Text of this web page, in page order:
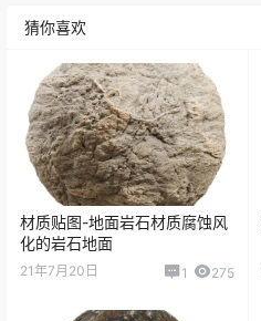
猜你喜欢
材质贴图-地面岩石材质腐蚀风
化的岩石地面
21年7月20日 1 275